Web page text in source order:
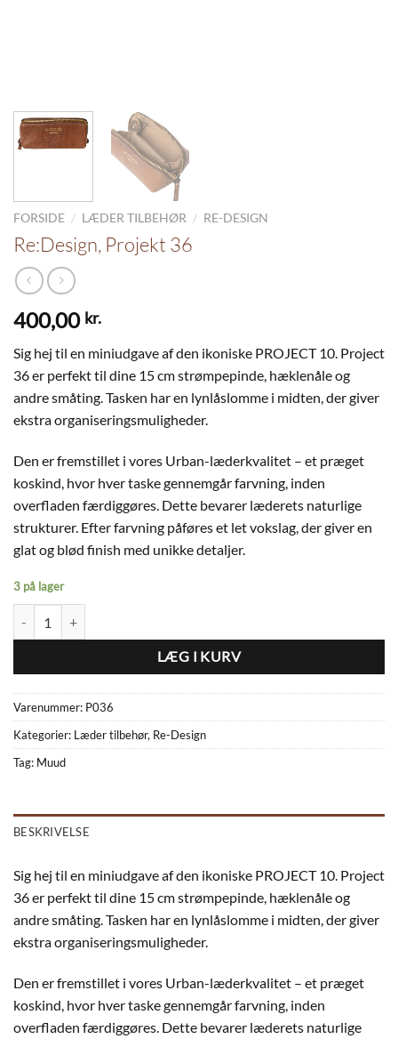
FORSIDE / LÆDER TILBEHØR / RE-DESIGN
Re:Design, Projekt 36
400,00 kr.
Sig hej til en miniudgave af den ikoniske PROJECT 10. Project
36 er perfekt til dine 15 cm strømpepinde, hæklenåle og
andre småting. Tasken har en lynlåslomme i midten, der giver
ekstra organiseringsmuligheder.
Den er fremstillet i vores Urban-læderkvalitet – et præget
koskind, hvor hver taske gennemgår farvning, inden
overfladen færdiggøres. Dette bevarer læderets naturlige
strukturer. Efter farvning påføres et let vokslag, der giver en
glat og blød finish med unikke detaljer.
3 på lager
LÆG I KURV
Varenummer: P036
Kategorier: Læder tilbehør, Re-Design
Tag: Muud
BESKRIVELSE
Sig hej til en miniudgave af den ikoniske PROJECT 10. Project
36 er perfekt til dine 15 cm strømpepinde, hæklenåle og
andre småting. Tasken har en lynlåslomme i midten, der giver
ekstra organiseringsmuligheder.
Den er fremstillet i vores Urban-læderkvalitet – et præget
koskind, hvor hver taske gennemgår farvning, inden
overfladen færdiggøres. Dette bevarer læderets naturlige